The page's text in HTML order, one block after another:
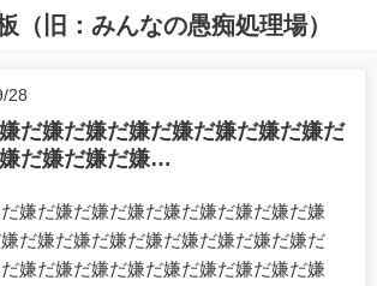
（旧：みんなの愚痴処理場）
28
だ嫌だ嫌だ嫌だ嫌だ嫌だ嫌だ嫌だ
だ嫌だ嫌だ嫌…
嫌だ嫌だ嫌だ嫌だ嫌だ嫌だ嫌だ嫌だ嫌
だ嫌だ嫌だ嫌だ嫌だ嫌だ嫌だ嫌だ嫌だ
嫌だ嫌だ嫌だ嫌だ嫌だ嫌だ嫌だ嫌だ嫌